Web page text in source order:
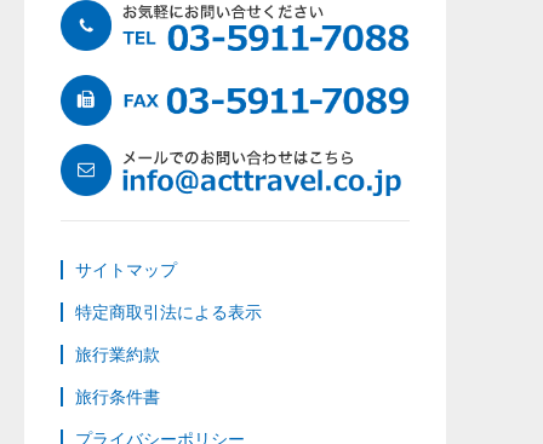
サイトマップ
特定商取引法による表示
旅行業約款
旅行条件書
プライバシーポリシー